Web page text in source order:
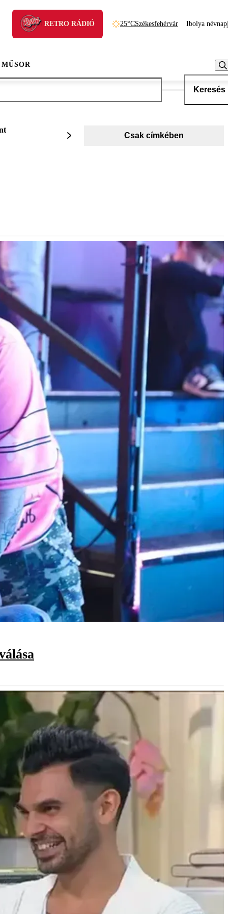
RETRO RÁDIÓ 25°CSzékesfehérvár Ibolya
Keresés
Csak címkében